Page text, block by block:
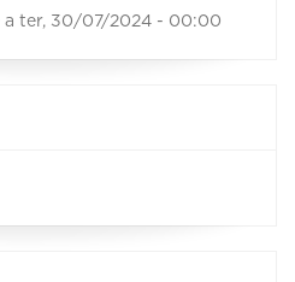
a ter, 30/07/2024 - 00:00